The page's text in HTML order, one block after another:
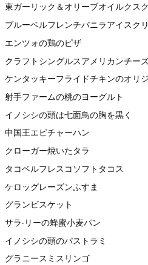
東ガーリック＆オリーブオイルクス
ブルーベルフレンチバニラアイスク
エンツォの鶏のピザ
クラフトシングルスアメリカンチー
ケンタッキーフライドチキンのオリ
射手ファームの桃のヨーグルト
イノシシの頭は七面鳥の胸を黒く
中国王エビチャーハン
クローガー焼いたタラ
タコベルフレスコソフトタコス
ケロッグレーズンふすま
グランビスケット
サラ·リーの蜂蜜小麦パン
イノシシの頭のパストラミ
グラニースミスリンゴ